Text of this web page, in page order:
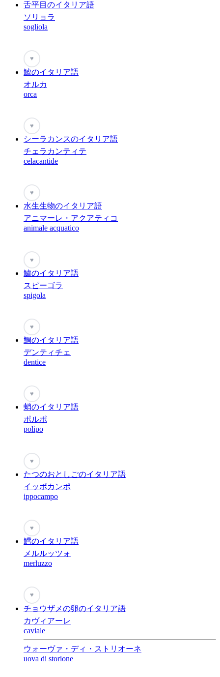
舌平目のイタリア語
ソリョラ
sogliola
♥
鯱のイタリア語
オルカ
orca
♥
シーラカンスのイタリア語
チェラカンティテ
celacantide
♥
水生生物のイタリア語
アニマーレ・アクアティコ
animale acquatico
♥
鱸のイタリア語
スピーゴラ
spigola
♥
鯛のイタリア語
デンティチェ
dentice
♥
蛸のイタリア語
ポルポ
polipo
♥
たつのおとしごのイタリア語
イッポカンポ
ippocampo
♥
鱈のイタリア語
メルルッツォ
merluzzo
♥
チョウザメの卵のイタリア語
カヴィアーレ
caviale
ウォーヴァ・ディ・ストリオーネ
uova di storione